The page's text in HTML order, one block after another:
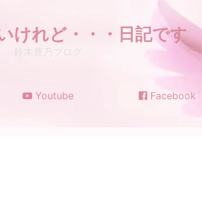
けれど・・・日記です
鈴木豊乃ブログ
Youtube Facebook